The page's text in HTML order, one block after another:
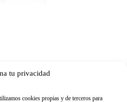
tu privacidad
cookies propias y de terceros para